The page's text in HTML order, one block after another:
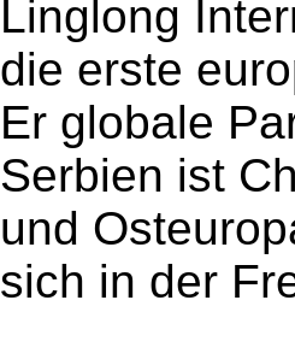
Linglong
die erste
Er globale
Serbien ist
und
sich in der